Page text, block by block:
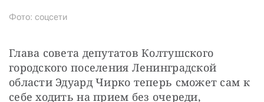
Фото: соцсети
Глава совета депутатов Колтушского
городского поселения Ленинградской
области Эдуард Чирко теперь сможет сам к
себе ходить на прием без очереди,